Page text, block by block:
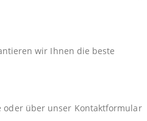
wir Ihnen die beste
oder über unser Kontaktformular